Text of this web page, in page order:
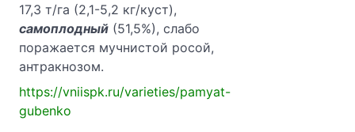
17,3 т/га (2,1-5,2 кг/куст),
самоплодный (51,5%), слабо
поражается мучнистой росой,
антракнозом.
https://vniispk.ru/varieties/pamyat-
gubenko